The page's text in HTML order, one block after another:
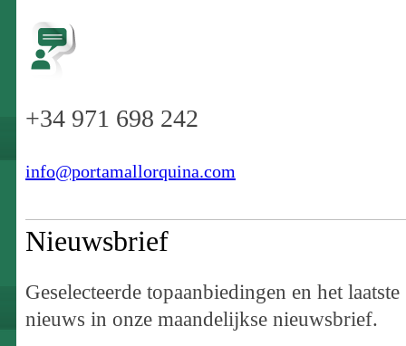
+34 971 698 242
info@portamallorquina.com
Nieuwsbrief
Geselecteerde topaanbiedingen en het laatste
nieuws in onze maandelijkse nieuwsbrief.